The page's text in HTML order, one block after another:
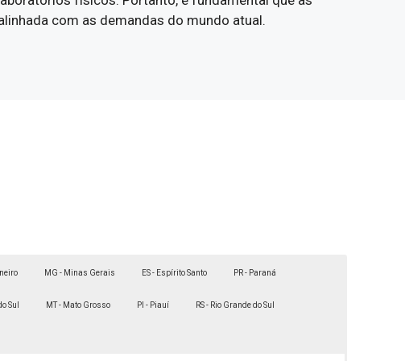
com as demandas do mundo atual.
MG - Minas Gerais ES - Espírito Santo PR - Paraná
Sul MT - Mato Grosso PI - Piauí RS - Rio Grande do Sul